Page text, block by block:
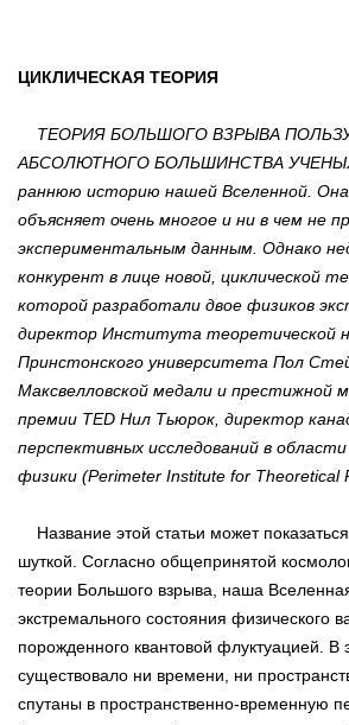
ЦИКЛИЧЕСКАЯ ТЕОРИЯ
ТЕОРИЯ БОЛЬШОГО ВЗРЫВА
АБСОЛЮТНОГО БОЛЬШИНСТВА
раннюю историю нашей Вселенной.
объясняет очень многое и ни в чем не
экспериментальным данным. Однако
конкурент в лице новой, циклической
которой разработали двое физиков
директор Института теоретической
Принстонского университета Пол
Максвелловской медали и престижной
премии TED Нил Тьюрок, директор
перспективных исследований в
физики (Perimeter Institute for Theoretical
Название этой статьи может
шуткой. Согласно общепринятой
теории Большого взрыва, наша
экстремального состояния физического
порожденного квантовой флуктуацией. В
существовало ни времени, ни
спутаны в пространственно-временную